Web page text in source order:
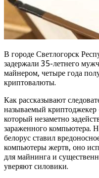
В городе Светлогорск
задержали 35-летнего
майнером, четыре года
криптовалюты.
Как рассказывают
называемый
который незаметно
зараженного компьютера.
белорус ставил
компьютеры жертв, оно
для майнинга и
уверяют силовики.